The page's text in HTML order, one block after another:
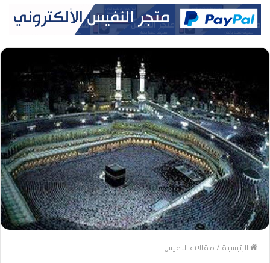
الرئيسية / مقالات النفيس